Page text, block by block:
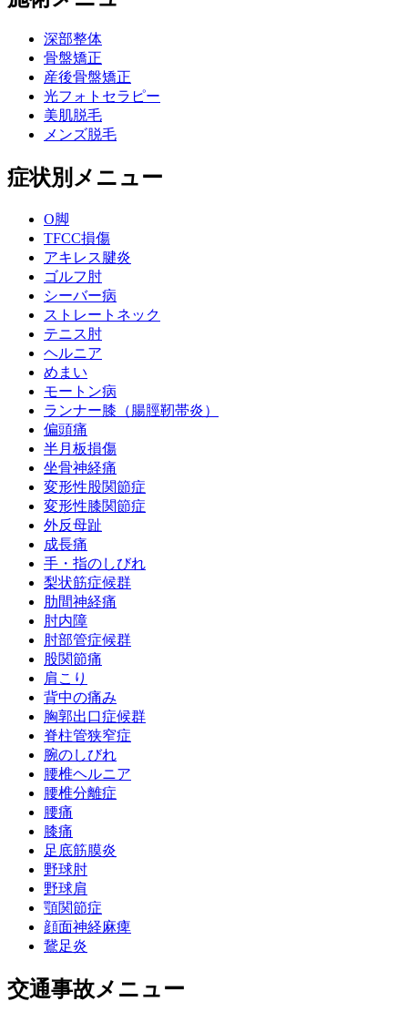
深部整体
骨盤矯正
産後骨盤矯正
光フォトセラピー
美肌脱毛
メンズ脱毛
症状別メニュー
O脚
TFCC損傷
アキレス腱炎
ゴルフ肘
シーバー病
ストレートネック
テニス肘
ヘルニア
めまい
モートン病
ランナー膝（腸脛靭帯炎）
偏頭痛
半月板損傷
坐骨神経痛
変形性股関節症
変形性膝関節症
外反母趾
成長痛
手・指のしびれ
梨状筋症候群
肋間神経痛
肘内障
肘部管症候群
股関節痛
肩こり
背中の痛み
胸郭出口症候群
脊柱管狭窄症
腕のしびれ
腰椎ヘルニア
腰椎分離症
腰痛
膝痛
足底筋膜炎
野球肘
野球肩
顎関節症
顔面神経麻痺
鵞足炎
交通事故メニュー